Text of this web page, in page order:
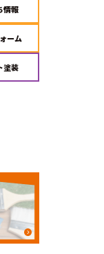
情報
ーム
塗装